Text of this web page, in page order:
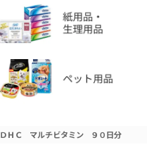
ＤＨＣ マルチビタミン ９０日分